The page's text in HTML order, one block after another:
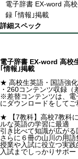
電子辞書 EX-word 高
録 ｢情報｣掲載
詳細スペック
電子辞書 EX-word 高校
｢情報｣掲載
★ 高校生英語・国語強
・260コンテンツ収録（
※差替コンテンツは、電
にダウンロードをしてご
★ 【7教科】高校7教科
ルな英語の学習に最適
引き比べて知識が広がる
さらに６冊の山川の用
授業や入試に役立つ実
入試までしっかりサポー